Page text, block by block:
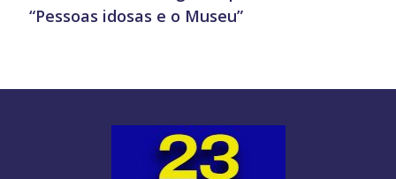
“Pessoas idosas e o Museu”